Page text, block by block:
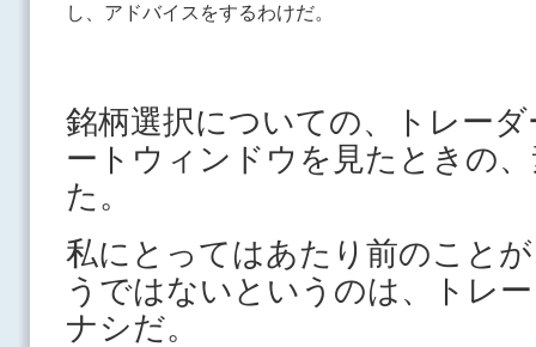
し、アドバイスをするわけだ。
銘柄選択についての、トレー
ートウィンドウを見たときの
た。
私にとってはあたり前のこと
うではないというのは、トレ
ナシだ。